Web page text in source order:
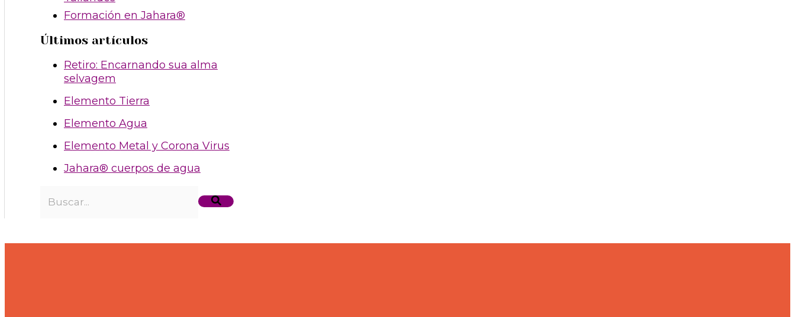
Formación en Jahara®
Últimos artículos
Retiro: Encarnando sua alma
selvagem
Elemento Tierra
Elemento Agua
Elemento Metal y Corona Virus
Jahara® cuerpos de agua